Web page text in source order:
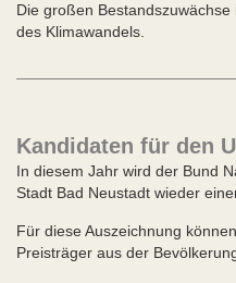
Die großen
des Klimawandels.
Kandidaten für den
In diesem Jahr wird der Bund
Stadt Bad Neustadt wieder
Für diese Auszeichnung
Preisträger aus der